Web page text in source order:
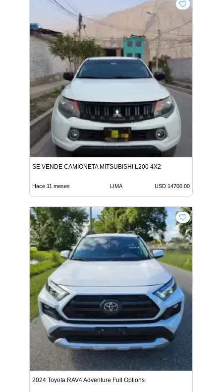
SE VENDE CAMIONETA MITSUBISHI L200 4X2
Hace 11 meses LIMA USD 14700.00
2024 Toyota RAV4 Adventure Full Options